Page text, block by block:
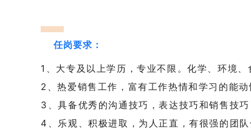
任岗要求：
1、大专及以上学历，专业不限。化学、环境
2、热爱销售工作，富有工作热情和学习的能
3、具备优秀的沟通技巧，表达技巧和销售技巧
4、乐观、积极进取，为人正直，有很强的团队